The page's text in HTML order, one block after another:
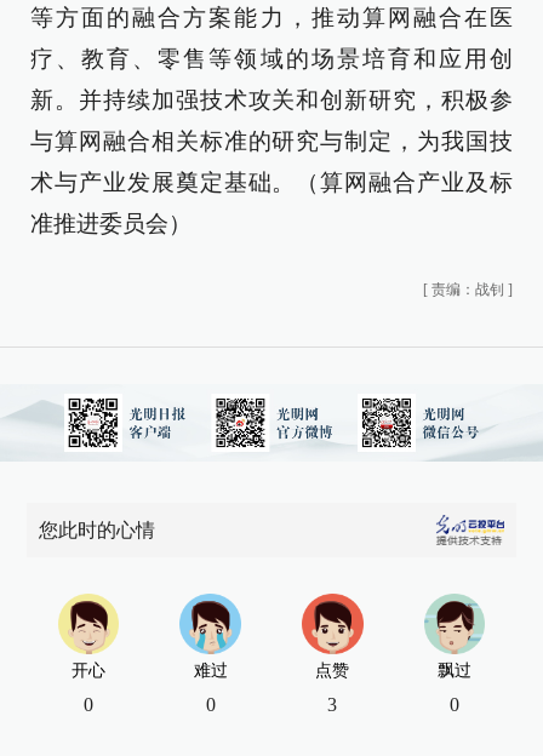
等方面的融合方案能力，推动算网融合在医
疗、教育、零售等领域的场景培育和应用创
新。并持续加强技术攻关和创新研究，积极参
与算网融合相关标准的研究与制定，为我国技
术与产业发展奠定基础。（算网融合产业及标
准推进委员会）
[ 责编：战钊 ]
您此时的心情
开心
0
难过
0
点赞
3
飘过
0